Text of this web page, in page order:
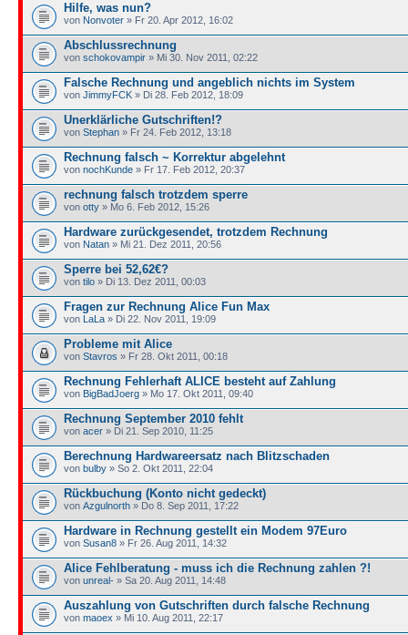
Hilfe, was nun?
von Nonvoter » Fr 20. Apr 2012, 16:02
Abschlussrechnung
von schokovampir » Mi 30. Nov 2011, 02:22
Falsche Rechnung und angeblich nichts im System
von JimmyFCK » Di 28. Feb 2012, 18:09
Unerklärliche Gutschriften!?
von Stephan » Fr 24. Feb 2012, 13:18
Rechnung falsch ~ Korrektur abgelehnt
von nochKunde » Fr 17. Feb 2012, 20:37
rechnung falsch trotzdem sperre
von otty » Mo 6. Feb 2012, 15:26
Hardware zurückgesendet, trotzdem Rechnung
von Natan » Mi 21. Dez 2011, 20:56
Sperre bei 52,62€?
von tilo » Di 13. Dez 2011, 00:03
Fragen zur Rechnung Alice Fun Max
von LaLa » Di 22. Nov 2011, 19:09
Probleme mit Alice
von Stavros » Fr 28. Okt 2011, 00:18
Rechnung Fehlerhaft ALICE besteht auf Zahlung
von BigBadJoerg » Mo 17. Okt 2011, 09:40
Rechnung September 2010 fehlt
von acer » Di 21. Sep 2010, 11:25
Berechnung Hardwareersatz nach Blitzschaden
von bulby » So 2. Okt 2011, 22:04
Rückbuchung (Konto nicht gedeckt)
von Azgulnorth » Do 8. Sep 2011, 17:22
Hardware in Rechnung gestellt ein Modem 97Euro
von Susan8 » Fr 26. Aug 2011, 14:32
Alice Fehlberatung - muss ich die Rechnung zahlen ?!
von unreal- » Sa 20. Aug 2011, 14:48
Auszahlung von Gutschriften durch falsche Rechnung
von maoex » Mi 10. Aug 2011, 22:17